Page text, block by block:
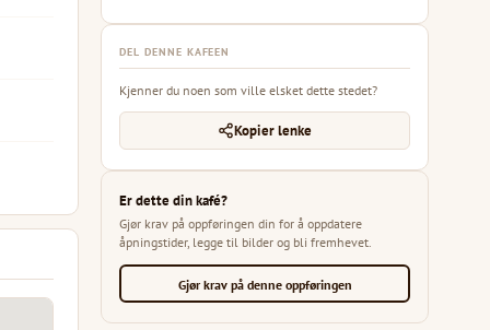
DEL DENNE KAFEEN
Kjenner du noen som ville elsket dette stedet?
Kopier lenke
Er dette din kafé?
Gjør krav på oppføringen din for å oppdatere
åpningstider, legge til bilder og bli fremhevet.
Gjør krav på denne oppføringen